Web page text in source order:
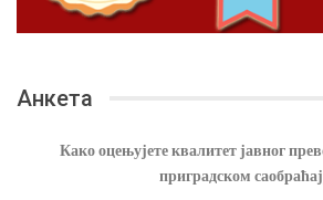
Анкета
Како оцењујете квалитет јавног
приградском